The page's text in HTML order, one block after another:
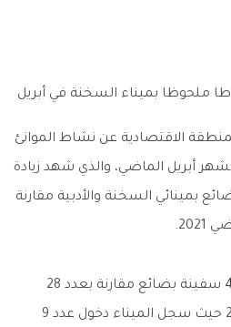
الاقتصادية عن نشاط الموانئ
أبريل الماضي، والذي شهد زيادة
بمينائي السخنة والأدبية مقارنة
فقد استقبل ميناء الأدبية 43 سفينة بضائع مقارنة بعدد 28
سفينة في أبريل/نيسان 2021 حيث سجل الميناء دخول عدد 9